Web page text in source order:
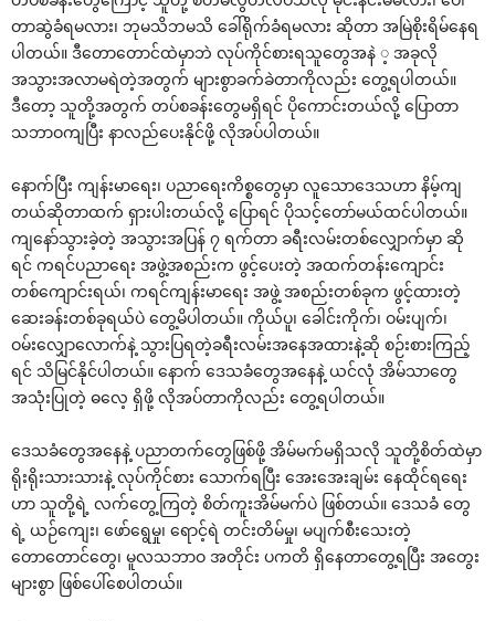
တာဆွဲခံရမလား၊ ဘုမသိဘမသိ ‌ခေါ်ရိုက်ခံရမလား ဆိုတာ အမြဲစိုးရိမ်‌နေရ
ပါတယ်။ ဒီ‌တော‌တောင်ထဲမှာဘဲ လုပ်ကိုင်စားရသူ‌တွေအနဲ ့ အခုလို
အသွားအလာမရဲတဲ့အတွက် များစွာခက်ခဲတာကိုလည်း ‌တွေ့ရပါတယ်။
ဒီ‌တော့ သူတို့အတွက် တပ်စခန်း‌တွေမရှိရင် ပို‌ကောင်းတယ်လို့ ‌ပြောတာ
သဘာဝကျပြီး နာလည်‌ပေးနိုင်ဖို့ လိုအပ်ပါတယ်။
‌နောက်ပြီး ကျန်းမာ‌ရေး၊ ပညာ‌ရေးကိစ္စ‌တွေမှာ လူ‌သော‌ဒေသဟာ နိမ့်ကျ
တယ်ဆိုတာထက် ရှားပါးတယ်လို့ ‌ပြောရင် ပိုသင့်‌တော်မယ်ထင်ပါတယ်။
ကျ‌နော်သွားခဲ့တဲ့ အသွားအပြန် ၇ ရက်တာ ခရီးလမ်းတစ်‌လျှောက်မှာ ဆို
ရင် ကရင်ပညာ‌ရေး အဖွဲ့အစည်းက ဖွင့်‌ပေးတဲ့ အထက်တန်း‌ကျောင်း
တစ်‌ကျောင်းရယ်၊ ကရင်ကျန်းမာ‌ရေး အဖွဲ့ အစည်းတစ်ခုက ဖွင့်ထားတဲ့
‌ဆေးခန်းတစ်ခုရယ်ပဲ ‌တွေ့မိပါတယ်။ ကိုယ်ပူ၊ ‌ခေါင်းကိုက်၊ ဝမ်းပျက်၊
ဝမ်း‌လျှော‌လောက်နဲ့ သွားပြရတဲ့ခရီးလမ်းအ‌နေအထားနဲ့ဆို စဉ်းစားကြည့်
ရင် သိမြင်နိုင်ပါတယ်။ ‌နောက် ‌ဒေသခံ‌တွေအ‌နေနဲ့ ယင်လုံ အိမ်သာ‌တွေ
အသုံးပြုတဲ့ ဓ‌လေ့ ရှိဖို့ လိုအပ်တာကိုလည်း ‌တွေ့ရပါတယ်။
‌ဒေသခံ‌တွေအ‌နေနဲ့ ပညာတက်‌တွေဖြစ်ဖို့ အိမ်မက်မရှိသလို သူတို့စိတ်ထဲမှာ
ရိုးရိုးသားသားနဲ့ လုပ်ကိုင်စား ‌သောက်ရပြီး ‌အေး‌အေးချမ်း ‌နေထိုင်ရ‌ရေး
ဟာ သူတို့ရဲ့ လက်‌တွေ့ကြတဲ့ စိတ်ကူးအိမ်မက်ပဲ ဖြစ်တယ်။ ‌ဒေသခံ ‌တွေ
ရဲ့ ယဉ်‌ကျေး၊ ‌ဖော်‌ရွေမှု၊ ‌ရောင့်ရဲ တင်းတိမ်မှု၊ မပျက်စီး‌သေးတဲ့
‌တော‌တောင်‌တွေ၊ မူလသဘာဝ အတိုင်း ပကတိ ရှိ‌နေတာ‌တွေ့ရပြီး အ‌တွေး
များစွာ ဖြစ်‌ပေါ်‌စေပါတယ်။